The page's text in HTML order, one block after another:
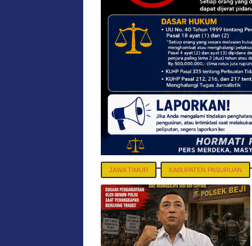
JAWA TIMUR KABUPATEN PASURUAN